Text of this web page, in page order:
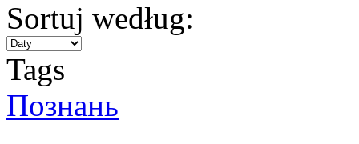
Sortuj według:
Tags
Познань